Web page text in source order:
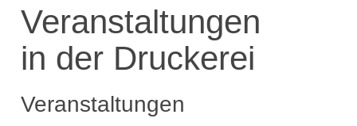
Veranstaltungen
in der Druckerei
Veranstaltungen